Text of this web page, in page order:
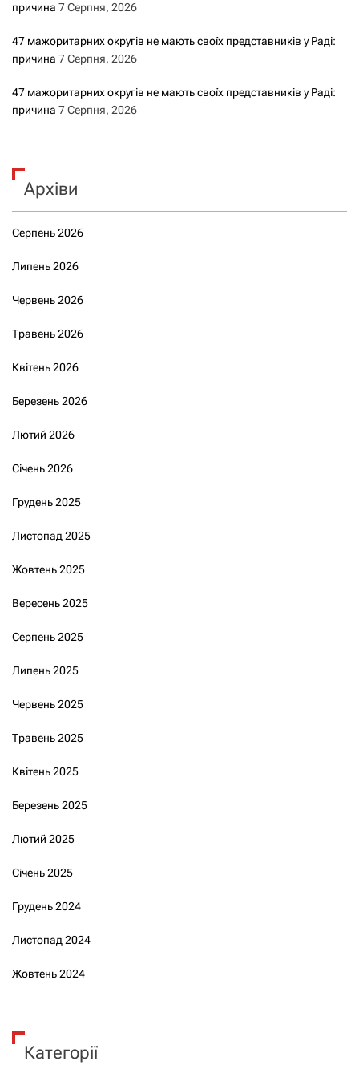
причина 7 Серпня, 2026
47 мажоритарних округів не мають своїх представників у Раді:
причина 7 Серпня, 2026
47 мажоритарних округів не мають своїх представників у Раді:
причина 7 Серпня, 2026
Архіви
Серпень 2026
Липень 2026
Червень 2026
Травень 2026
Квітень 2026
Березень 2026
Лютий 2026
Січень 2026
Грудень 2025
Листопад 2025
Жовтень 2025
Вересень 2025
Серпень 2025
Липень 2025
Червень 2025
Травень 2025
Квітень 2025
Березень 2025
Лютий 2025
Січень 2025
Грудень 2024
Листопад 2024
Жовтень 2024
Категорії